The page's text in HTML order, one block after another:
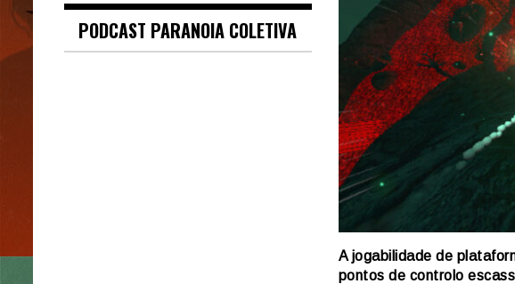
A jogabilidade de
pontos de controlo
PODCAST PARANOIA COLETIVA